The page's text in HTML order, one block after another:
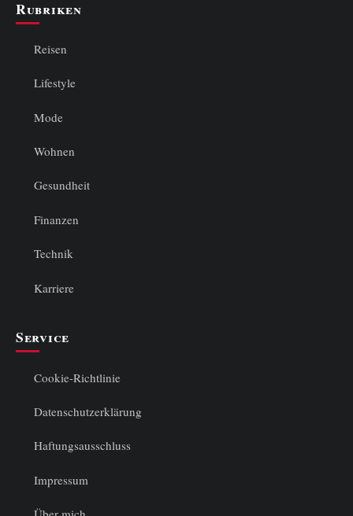
Rubriken
Reisen
Lifestyle
Mode
Wohnen
Gesundheit
Finanzen
Technik
Karriere
Service
Cookie-Richtlinie
Datenschutzerklärung
Haftungsausschluss
Impressum